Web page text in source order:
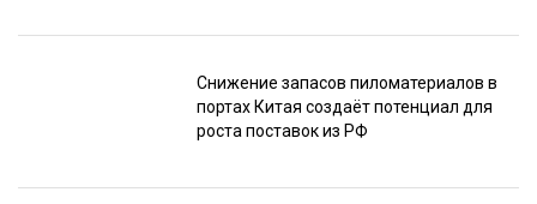
Снижение запасов пиломатериалов в
портах Китая создаёт потенциал для
роста поставок из РФ